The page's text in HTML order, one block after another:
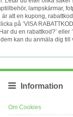
lampskärmar,
att en kupong,
på ’VISA
du en rabattkod?’
kan du anmäla dig
Information
Om Cookies